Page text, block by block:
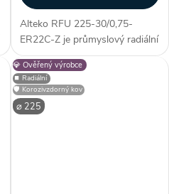
Alteko RFU 225-30/0,75-
ER22C-Z je průmyslový radiální
ventilátor s přímým pohonem
AC, určený pro profesionální
využití. Vyniká především
unikátností konstrukce - díky...
💎 Ověřený výrobce
⏹️ Radiální
🛡️ Korozivzdorný kov
⌀ 225